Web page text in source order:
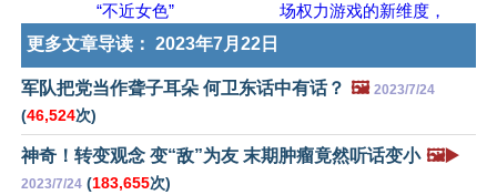
“不近女色”
场权力游戏的新维度，
更多文章导读： 2023年7月22日
军队把党当作聋子耳朵 何卫东话中有话？ 🖼️ 2023/7/24
(46,524次)
神奇！转变观念 变“敌”为友 末期肿瘤竟然听话变小 🖼️▶️
2023/7/24 (183,655次)